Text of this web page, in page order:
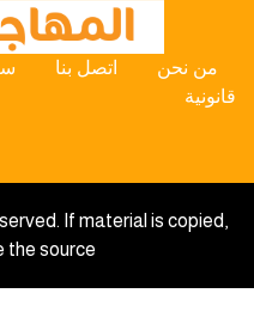
من نحن اتصل بنا
قانونية
If material is copied,
source.